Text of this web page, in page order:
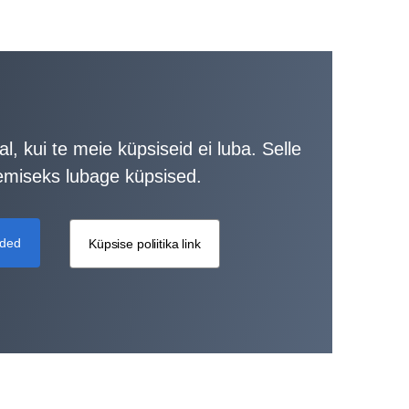
kui te meie küpsiseid ei luba. Selle
lubage küpsised.
Küpsise poliitika link